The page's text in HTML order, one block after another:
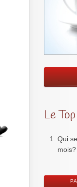
Le
Qui
mois?